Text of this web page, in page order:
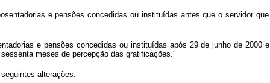
e pensões concedidas ou instituídas antes que o servidor
e pensões concedidas ou instituídas após 29 de junho de
meses de percepção das gratificações."
alterações: